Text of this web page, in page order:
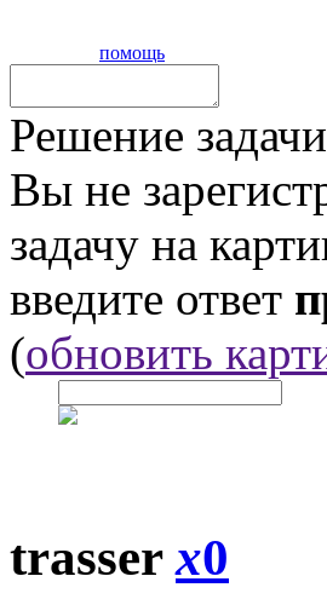
помощь
Решение
Вы не
задачу на
введите ответ
(обновить
trasserx0